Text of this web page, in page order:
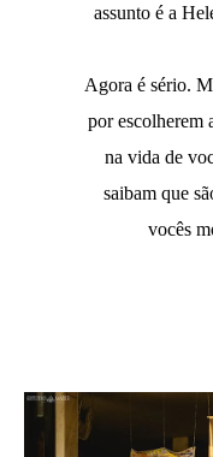
assunto é a
Agora é sério.
por escolherem
na vida de
saibam que
vocês